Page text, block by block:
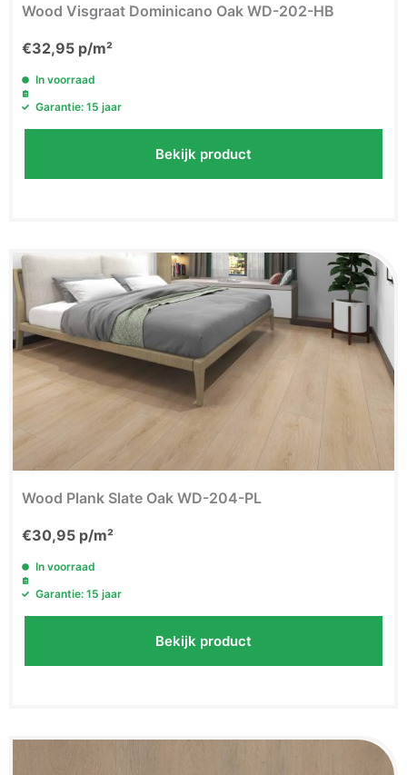
Wood Visgraat Dominicano Oak WD-202-HB
€32,95 p/m²
In voorraad
Garantie: 15 jaar
Bekijk product
Wood Plank Slate Oak WD-204-PL
€30,95 p/m²
In voorraad
Garantie: 15 jaar
Bekijk product